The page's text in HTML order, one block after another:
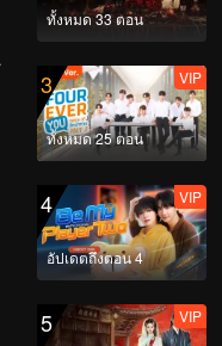
ทั้งหมด 33 ตอน
3
ทั้งหมด 25 ตอน
VIP
4
อัปเดตถึงตอน 4
VIP
5 VIP